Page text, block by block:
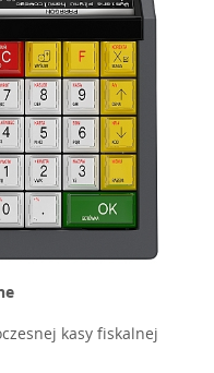
kasy fiskalnej